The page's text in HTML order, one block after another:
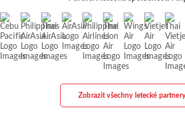
Zobrazit všechny letecké partnery